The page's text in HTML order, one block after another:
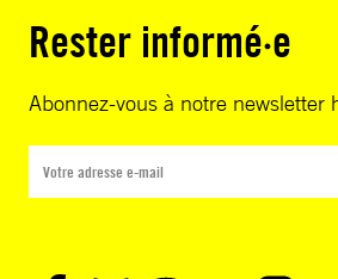
Rester informé·e
Abonnez-vous à notre newsletter